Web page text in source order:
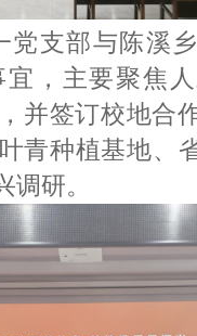
党支部与陈溪
，主要聚焦
并签订校地合
青种植基地
研。